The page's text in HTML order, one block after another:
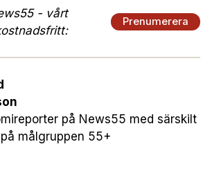
- vårt
Prenumerera
på News55 med särskilt
målgruppen 55+